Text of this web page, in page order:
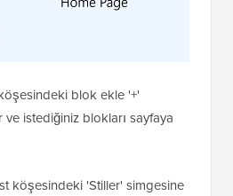
blok ekle '+'
istediğiniz blokları sayfaya
köşesindeki 'Stiller' simgesine